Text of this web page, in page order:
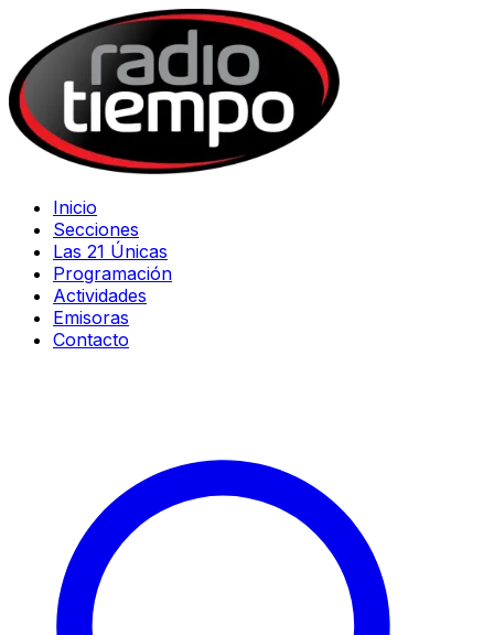
Inicio
Secciones
Las 21 Únicas
Programación
Actividades
Emisoras
Contacto